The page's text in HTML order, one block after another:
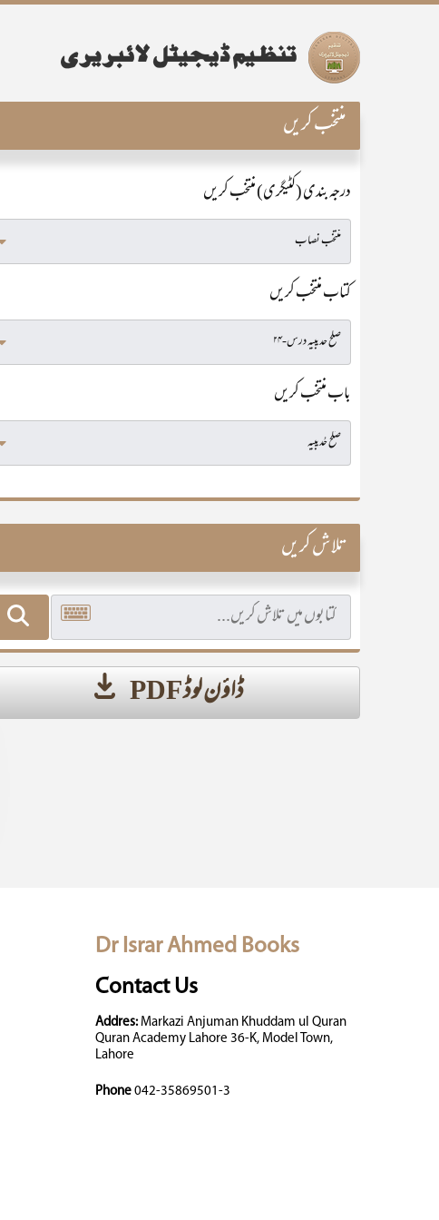
منتخب کریں
درجہ بندی (کٹیگری) منتخب کریں
کتاب منتخب کریں
باب منتخب کریں
تلاش کریں
ڈاؤن لوڈ PDF
Dr Israr Ahmed Books
Contact Us
Addres:Markazi Anjuman Khuddam ul Quran
Quran Academy Lahore 36-K, Model Town,
Lahore
Phone 042-35869501-3